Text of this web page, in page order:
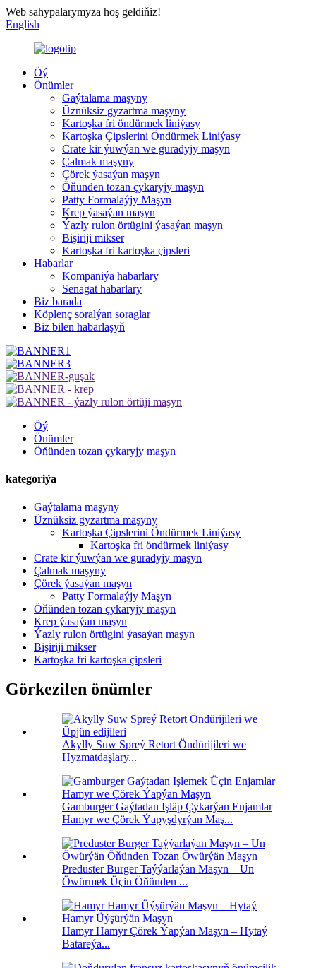
Web sahypalarymyza hoş geldiňiz!
English
Öý
Önümler
Gaýtalama maşyny
Üznüksiz gyzartma maşyny
Kartoşka fri öndürmek liniýasy
Kartoşka Çipslerini Öndürmek Liniýasy
Crate kir ýuwýan we guradyjy maşyn
Çalmak maşyny
Çörek ýasaýan maşyn
Öňünden tozan çykaryjy maşyn
Patty Formalaýjy Maşyn
Krep ýasaýan maşyn
Ýazly rulon örtügini ýasaýan maşyn
Bişiriji mikser
Kartoşka fri kartoşka çipsleri
Habarlar
Kompaniýa habarlary
Senagat habarlary
Biz barada
Köplenç soralýan soraglar
Biz bilen habarlaşyň
Öý
Önümler
Öňünden tozan çykaryjy maşyn
kategoriýa
Gaýtalama maşyny
Üznüksiz gyzartma maşyny
Kartoşka Çipslerini Öndürmek Liniýasy
Kartoşka fri öndürmek liniýasy
Crate kir ýuwýan we guradyjy maşyn
Çalmak maşyny
Çörek ýasaýan maşyn
Patty Formalaýjy Maşyn
Öňünden tozan çykaryjy maşyn
Krep ýasaýan maşyn
Ýazly rulon örtügini ýasaýan maşyn
Bişiriji mikser
Kartoşka fri kartoşka çipsleri
Görkezilen önümler
Akylly Suw Spreý Retort Öndürijileri we
Hyzmatdaşlary...
Gamburger Gaýtadan Işläp Çykarýan Enjamlar
Hamyr we Çörek Ýapyşdyrýan Maş...
Preduster Burger Taýýarlaýan Maşyn – Un
Öwürmek Üçin Öňünden ...
Hamyr Hamyr Çörek Ýapýan Maşyn – Hytaý
Batareýa...